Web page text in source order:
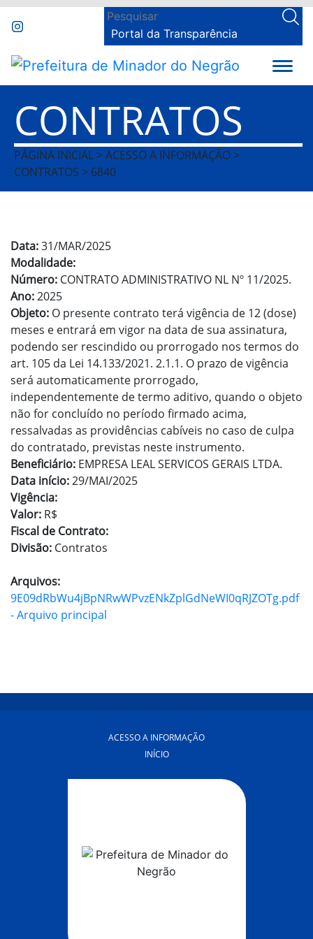
Portal da Transparência
CONTRATOS
PÁGINA INICIAL > ACESSO A INFORMAÇÃO >
CONTRATOS > 6840
Data:31/MAR/2025
Modalidade:
Número: CONTRATO ADMINISTRATIVO NL Nº 11/2025.
Ano:2025
Objeto: O presente contrato terá vigência de 12 (dose)
meses e entrará em vigor na data de sua assinatura,
podendo ser rescindido ou prorrogado nos termos do
art. 105 da Lei 14.133/2021. 2.1.1. O prazo de vigência
será automaticamente prorrogado,
independentemente de termo aditivo, quando o objeto
não for concluído no período firmado acima,
ressalvadas as providências cabíveis no caso de culpa
do contratado, previstas neste instrumento.
Beneficiário: EMPRESA LEAL SERVICOS GERAIS LTDA.
Data início:29/MAI/2025
Vigência:
Valor: R$
Fiscal de Contrato:
Divisão: Contratos
Arquivos:
9E09dRbWu4jBpNRwWPvzENkZplGdNeWI0qRJZOTg.pdf
- Arquivo principal
ACESSO A INFORMAÇÃO
INÍCIO